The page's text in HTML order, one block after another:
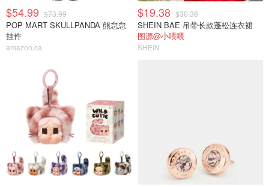
$54.99 $73.99
POP MART SKULLPANDA 熊怠怠
挂件
amazon.ca
$19.38 $30.38
SHEIN BAE 吊带长款蓬松连衣裙
图源@小喂喂
SHEIN